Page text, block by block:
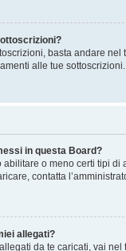
basta andare
alle tue sottoscrizioni.
in questa Board?
abilitare o meno certi tipi di
contatta
allegati?
da te caricati, vai